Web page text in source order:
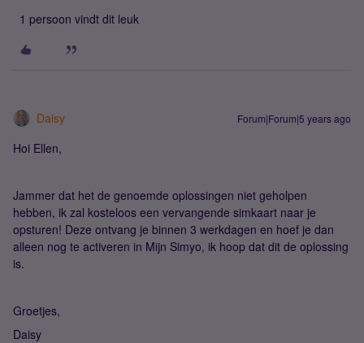
1 persoon vindt dit leuk
Daisy Forum|Forum|5 years ago
Hoi Ellen,
Jammer dat het de genoemde oplossingen niet geholpen
hebben, ik zal kosteloos een vervangende simkaart naar je
opsturen! Deze ontvang je binnen 3 werkdagen en hoef je dan
alleen nog te activeren in Mijn Simyo, ik hoop dat dit de oplossing
is.
Groetjes,
Daisy